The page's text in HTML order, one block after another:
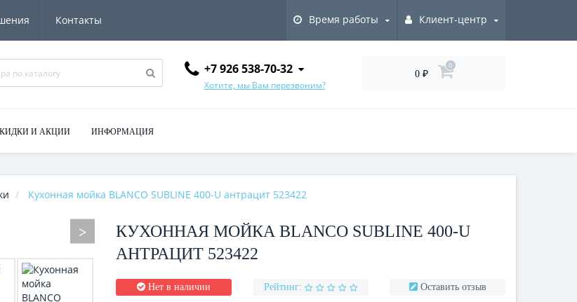
Контакты Время работы Клиент-центр
+7 926 538-70-32
Хотите, мы Вам перезвоним?
0 ₽
0
И АКЦИИ ИНФОРМАЦИЯ
Кухонная мойка BLANCO SUBLINE 400-U антрацит 523422
КУХОННАЯ МОЙКА BLANCO SUBLINE 400-U
АНТРАЦИТ 523422
Нет в наличии Рейтинг: Оставить отзыв